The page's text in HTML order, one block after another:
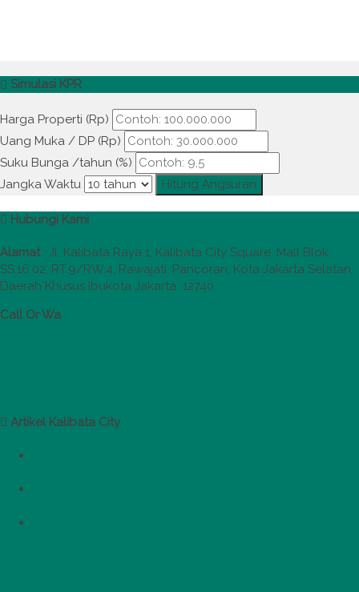
Simulasi KPR
Harga Properti (Rp)
Uang Muka / DP (Rp)
Suku Bunga /tahun (%)
Jangka Waktu
Hitung Angsuran
Hubungi Kami
Alamat: Jl. Kalibata Raya 1, Kalibata City Square, Mall Blok
SS.16.02, RT.9/RW.4, Rawajati, Pancoran, Kota Jakarta Selatan,
Daerah Khusus Ibukota Jakarta 12740
Call Or Wa :
Artikel Kalibata City